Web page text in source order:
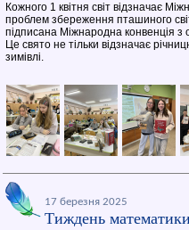
Кожного 1 квітня світ відзначає
проблем збереження пташиного
підписана Міжнародна конвенція з
Це свято не тільки відзначає
зимівлі.
17 березня 2025
Тиждень